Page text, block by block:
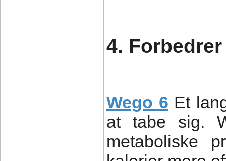
4.
Wego 6 Et
at tabe sig.
metaboliske